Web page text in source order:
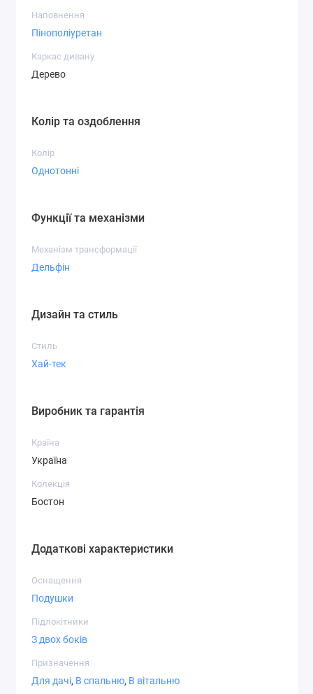
Наповнення
Пінополіуретан
Каркас дивану
Дерево
Колір та оздоблення
Колір
Однотонні
Функції та механізми
Механізм трансформації
Дельфін
Дизайн та стиль
Стиль
Хай-тек
Виробник та гарантія
Країна
Україна
Колекція
Бостон
Додаткові характеристики
Оснащення
Подушки
Підлокітники
З двох боків
Призначення
Для дачі, В спальню, В вітальню